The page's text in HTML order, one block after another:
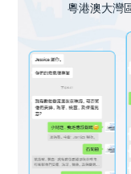
粵港澳大灣